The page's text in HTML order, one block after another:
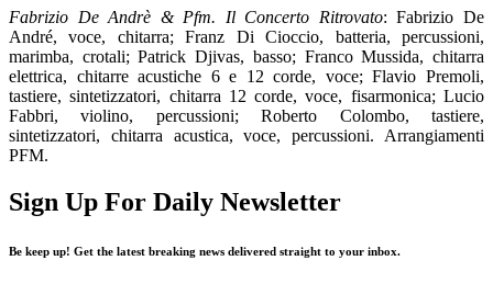
Fabrizio De Andrè & Pfm. Il Concerto Ritrovato: Fabrizio De
André, voce, chitarra; Franz Di Cioccio, batteria, percussioni,
marimba, crotali; Patrick Djivas, basso; Franco Mussida, chitarra
elettrica, chitarre acustiche 6 e 12 corde, voce; Flavio Premoli,
tastiere, sintetizzatori, chitarra 12 corde, voce, fisarmonica; Lucio
Fabbri, violino, percussioni; Roberto Colombo, tastiere,
sintetizzatori, chitarra acustica, voce, percussioni. Arrangiamenti
PFM.
Sign Up For Daily Newsletter
Be keep up! Get the latest breaking news delivered straight to your inbox.